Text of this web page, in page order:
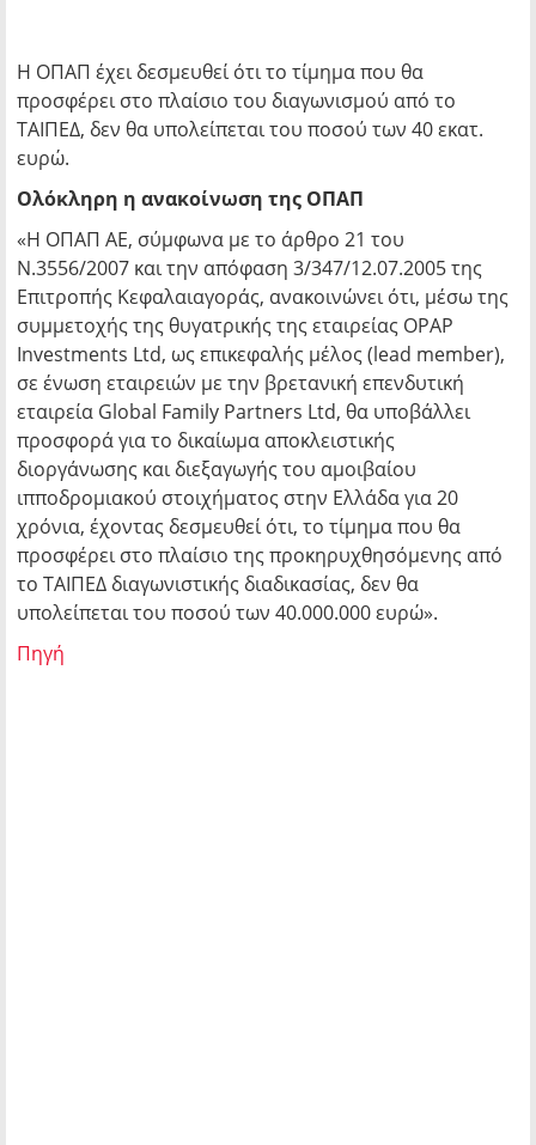
Η ΟΠΑΠ έχει δεσμευθεί ότι το τίμημα που θα
προσφέρει στο πλαίσιο του διαγωνισμού από το
ΤΑΙΠΕΔ, δεν θα υπολείπεται του ποσού των 40 εκατ.
ευρώ.
Ολόκληρη η ανακοίνωση της ΟΠΑΠ
«Η ΟΠΑΠ ΑΕ, σύμφωνα με το άρθρο 21 του
Ν.3556/2007 και την απόφαση 3/347/12.07.2005 της
Επιτροπής Κεφαλαιαγοράς, ανακοινώνει ότι, μέσω της
συμμετοχής της θυγατρικής της εταιρείας OPAP
Investments Ltd, ως επικεφαλής μέλος (lead member),
σε ένωση εταιρειών με την βρετανική επενδυτική
εταιρεία Global Family Partners Ltd, θα υποβάλλει
προσφορά για το δικαίωμα αποκλειστικής
διοργάνωσης και διεξαγωγής του αμοιβαίου
ιπποδρομιακού στοιχήματος στην Ελλάδα για 20
χρόνια, έχοντας δεσμευθεί ότι, το τίμημα που θα
προσφέρει στο πλαίσιο της προκηρυχθησόμενης από
το ΤΑΙΠΕΔ διαγωνιστικής διαδικασίας, δεν θα
υπολείπεται του ποσού των 40.000.000 ευρώ».
Πηγή